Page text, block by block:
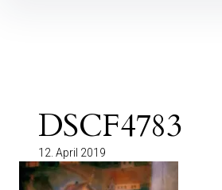
DSCF4783
12. April 2019